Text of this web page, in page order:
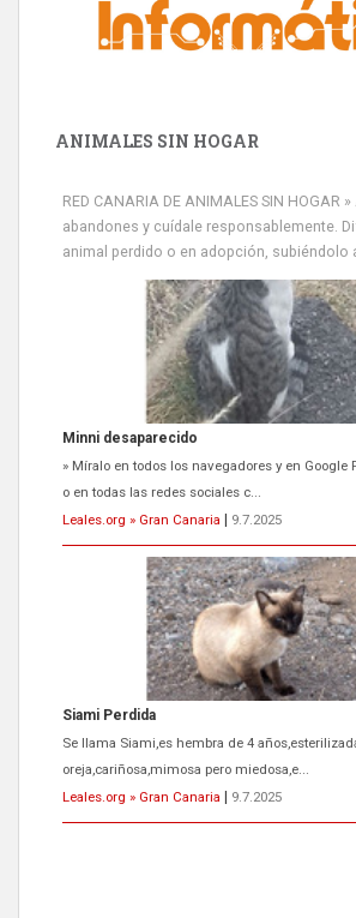
ANIMALES SIN HOGAR
RED CANARIA DE ANIMALES SIN HOGAR
abandones y cuídale responsablemente.
animal perdido o en adopción, subiéndolo
Minni desaparecido
» Míralo en todos los navegadores y en Google
o en todas las redes sociales c...
Leales.org » Gran Canaria
9.7.2025
Siami Perdida
Se llama Siami,es hembra de 4
oreja,cariñosa,mimosa pero miedosa,e...
Leales.org » Gran Canaria
9.7.2025